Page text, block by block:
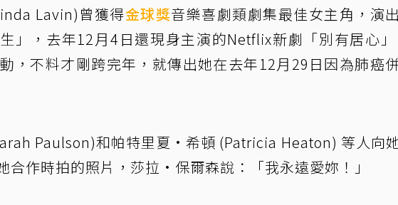
Lavin)曾獲得金球獎音樂喜劇類劇集最佳女主角，演
」，去年12月4日還現身主演的Netflix新劇「別有居心
，不料才剛跨完年，就傳出她在去年12月29日因為肺癌
Paulson)和帕特里夏·希頓 (Patricia Heaton) 等人向
合作時拍的照片，莎拉·保爾森說：「我永遠愛妳！」